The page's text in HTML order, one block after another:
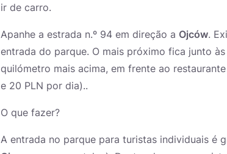
ir de carro.
Apanhe a estrada n.º 94 em direção a Ojców.
entrada do parque. O mais próximo fica junto
quilómetro mais acima, em frente ao
e 20 PLN por dia)..
O que fazer?
A entrada no parque para turistas individuais é